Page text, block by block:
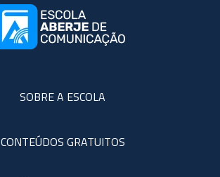
SOBRE A ESCOLA
CONTEÚDOS GRATUITOS